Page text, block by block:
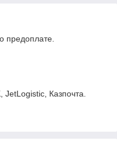
предоплате.
Казпочта.